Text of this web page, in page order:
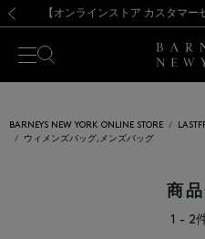
【夏季休業に伴う出荷一
熊本県を中心とした地震の影
【開催中】SUMMER
【夏季休業に伴う出荷一
BARNEYS NEW YORK ONLINE STORE
ウィメンズバッグ,メンズバッグ
商
1 - 2